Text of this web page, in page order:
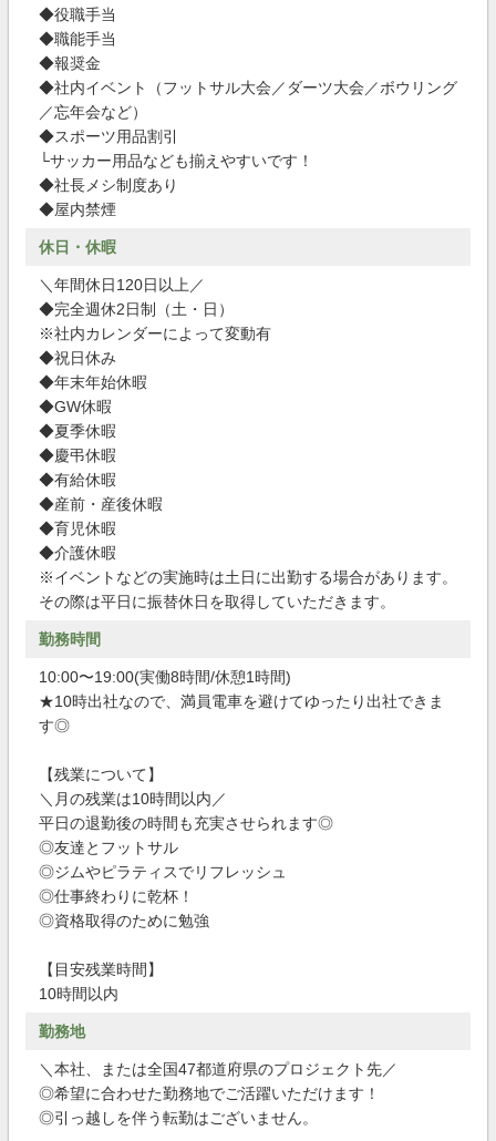
◆役職手当
◆職能手当
◆報奨金
◆社内イベント（フットサル大会／ダーツ大会／ボウリング
／忘年会など）
◆スポーツ用品割引
└サッカー用品なども揃えやすいです！
◆社長メシ制度あり
◆屋内禁煙
休日・休暇
＼年間休日120日以上／
◆完全週休2日制（土・日）
※社内カレンダーによって変動有
◆祝日休み
◆年末年始休暇
◆GW休暇
◆夏季休暇
◆慶弔休暇
◆有給休暇
◆産前・産後休暇
◆育児休暇
◆介護休暇
※イベントなどの実施時は土日に出勤する場合があります。
その際は平日に振替休日を取得していただきます。
勤務時間
10:00〜19:00(実働8時間/休憩1時間)
★10時出社なので、満員電車を避けてゆったり出社できま
す◎
【残業について】
＼月の残業は10時間以内／
平日の退勤後の時間も充実させられます◎
◎友達とフットサル
◎ジムやピラティスでリフレッシュ
◎仕事終わりに乾杯！
◎資格取得のために勉強
【目安残業時間】
10時間以内
勤務地
＼本社、または全国47都道府県のプロジェクト先／
◎希望に合わせた勤務地でご活躍いただけます！
◎引っ越しを伴う転勤はございません。